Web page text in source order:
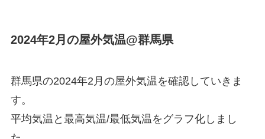
2024年2月の屋外気温@群馬県
群馬県の2024年2月の屋外気温を確認していきま
す。
平均気温と最高気温/最低気温をグラフ化しまし